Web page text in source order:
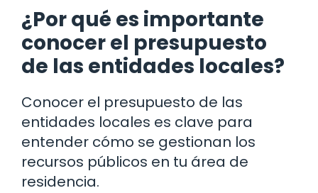
¿Por qué es importante
conocer el presupuesto
de las entidades locales?
Conocer el presupuesto de las
entidades locales es clave para
entender cómo se gestionan los
recursos públicos en tu área de
residencia.